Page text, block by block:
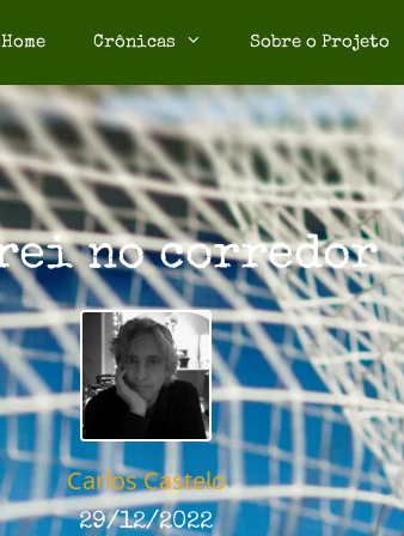
Home Crônicas Sobre o Projeto
rei no corredor
Carlos Castelo
29/12/2022